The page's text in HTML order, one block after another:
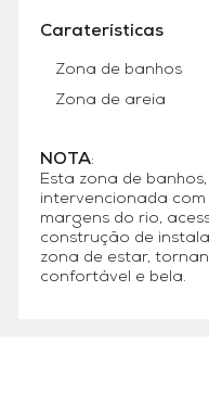
Caraterísticas
Zona de banhos
Zona de areia
NOTA:
Esta zona de
intervencionada
margens do rio,
construção de
zona de estar,
confortável e bela.